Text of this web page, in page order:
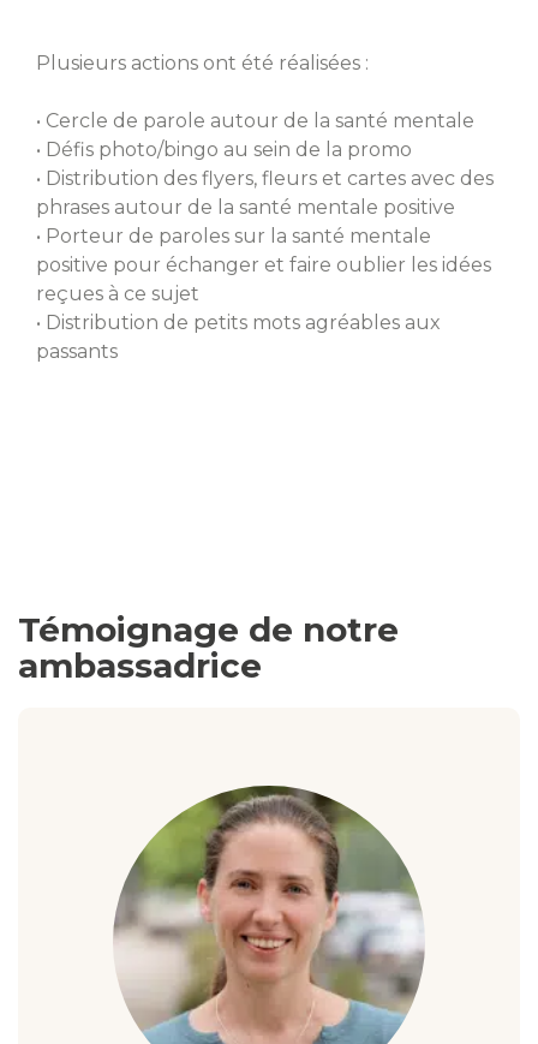
Plusieurs actions ont été réalisées :
• Cercle de parole autour de la santé mentale
• Défis photo/bingo au sein de la promo
• Distribution des flyers, fleurs et cartes avec des
phrases autour de la santé mentale positive
• Porteur de paroles sur la santé mentale
positive pour échanger et faire oublier les idées
reçues à ce sujet
• Distribution de petits mots agréables aux
passants
Témoignage de notre
ambassadrice